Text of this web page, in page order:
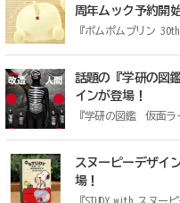
周年ムック予約開
『ポムポムプリン
話題の『学研の図
インが登場！
『学研の図鑑 仮面ラ
スヌーピーデザイ
場！
『STUDY with スヌ